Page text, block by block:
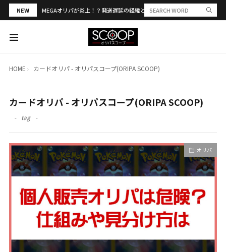
NEW MEGAオリパが炎上！？発送遅延の経緯と評判・当選報告を解説
HOME カードオリパ - オリパスコープ(ORIPA SCOOP)
カードオリパ - オリパスコープ(ORIPA SCOOP)
tag
オリパ